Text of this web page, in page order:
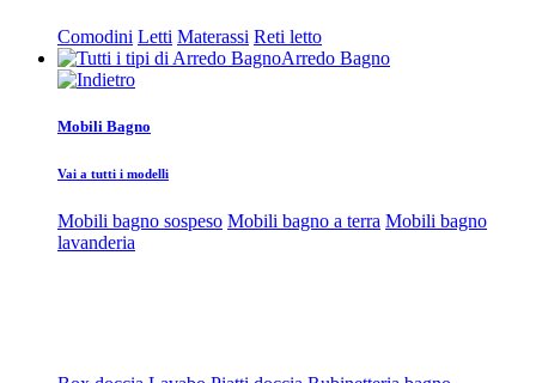
Comodini Letti Materassi Reti letto
Arredo Bagno
Mobili Bagno
Vai a tutti i modelli
Mobili bagno sospeso Mobili bagno a terra Mobili bagno
lavanderia